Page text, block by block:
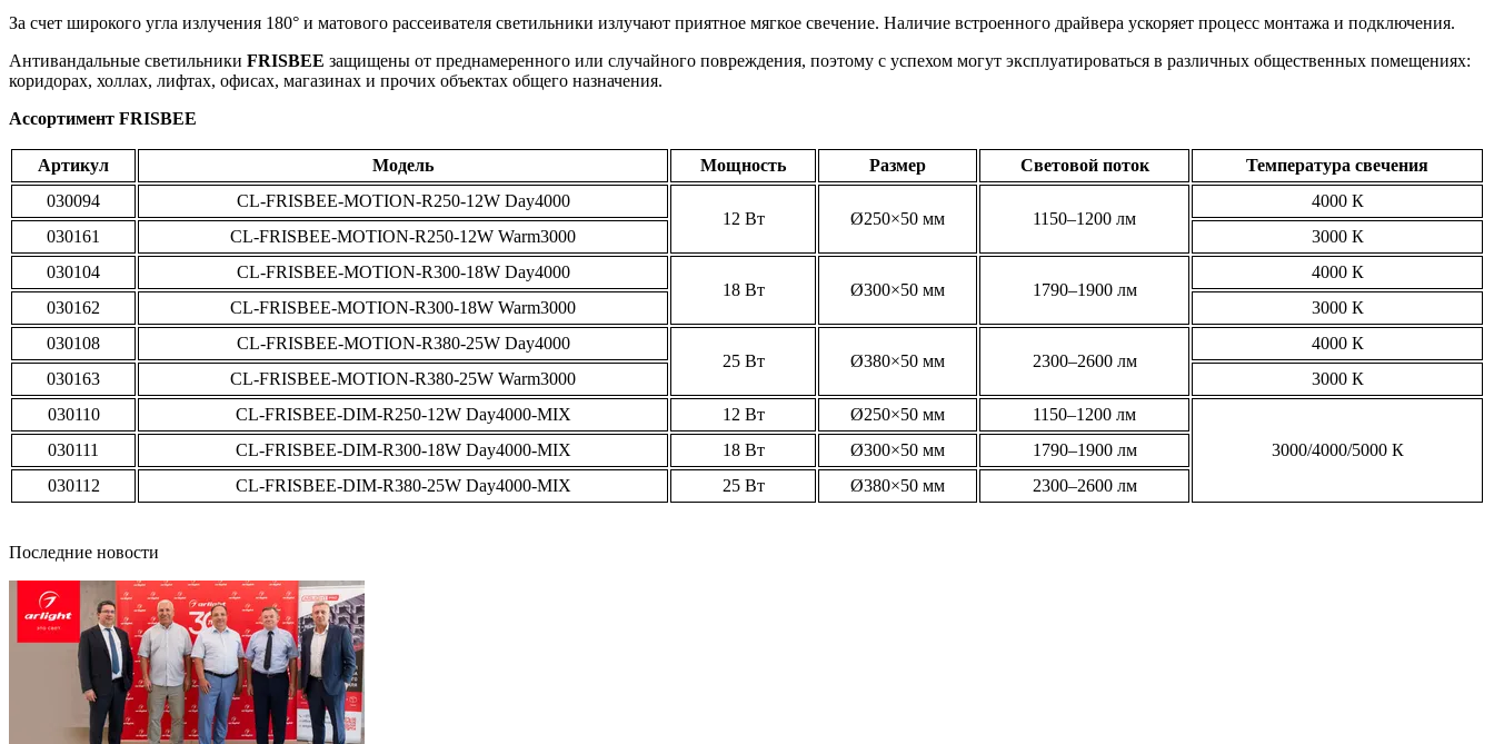
За счет широкого угла излучения 180° и матового рассеивателя светильники излучают приятное мягкое свечение. Наличие встроенного драйвера ускоряет процесс монтажа и подключения.
Антивандальные светильники FRISBEE защищены от преднамеренного или случайного повреждения, поэтому с успехом могут эксплуатироваться в различных общественных помещениях:
коридорах, холлах, лифтах, офисах, магазинах и прочих объектах общего назначения.
Ассортимент FRISBEE
Артикул Модель Мощность Размер Световой поток
Температура свечения
030094
CL-FRISBEE-MOTION-R250-12W Day4000
12 Вт
Ø250×50 мм 1150–1200 лм
4000 К
030161
CL-FRISBEE-MOTION-R250-12W Warm3000
3000 К
030104
CL-FRISBEE-MOTION-R300-18W Day4000
18 Вт
Ø300×50 мм 1790–1900 лм
4000 К
030162
CL-FRISBEE-MOTION-R300-18W Warm3000
3000 К
030108
CL-FRISBEE-MOTION-R380-25W Day4000
25 Вт
Ø380×50 мм 2300–2600 лм
4000 К
030163
CL-FRISBEE-MOTION-R380-25W Warm3000
3000 К
030110
CL-FRISBEE-DIM-R250-12W Day4000-MIX 12 Вт Ø250×50 мм
1150–1200 лм
3000/4000/5000 К
030111 CL-FRISBEE-DIM-R300-18W Day4000-MIX 18 Вт Ø300×50 мм
1790–1900 лм
030112
CL-FRISBEE-DIM-R380-25W Day4000-MIX 25 Вт Ø380×50 мм 2300–2600 лм
Последние новости